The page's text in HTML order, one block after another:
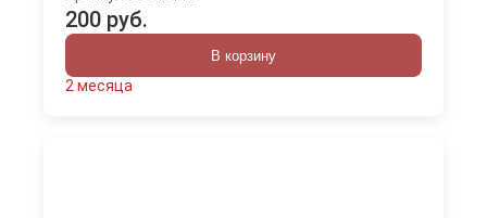
200 руб.
В корзину
2 месяца